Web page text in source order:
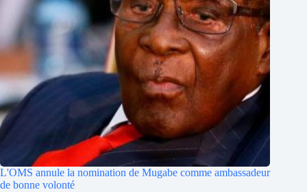
L'OMS annule la nomination de Mugabe comme ambassadeur
de bonne volonté